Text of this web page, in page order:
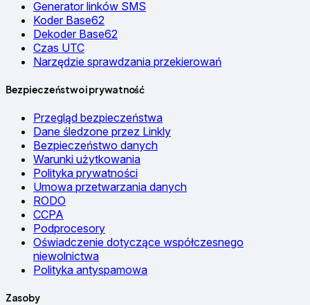
Generator linków SMS
Koder Base62
Dekoder Base62
Czas UTC
Narzędzie sprawdzania przekierowań
Bezpieczeństwo i prywatność
Przegląd bezpieczeństwa
Dane śledzone przez Linkly
Bezpieczeństwo danych
Warunki użytkowania
Polityka prywatności
Umowa przetwarzania danych
RODO
CCPA
Podprocesory
Oświadczenie dotyczące współczesnego
niewolnictwa
Polityka antyspamowa
Zasoby